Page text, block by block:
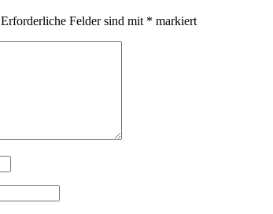
Erforderliche Felder sind mit * markiert